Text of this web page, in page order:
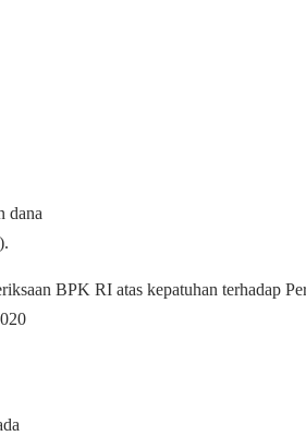
dana
BPK RI atas kepatuhan terhadap